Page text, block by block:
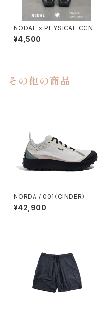
NODAL × PHYSICAL CONT
MPRY.
¥4,500
その他の商品
NORDA / 001（CINDER）
¥42,900